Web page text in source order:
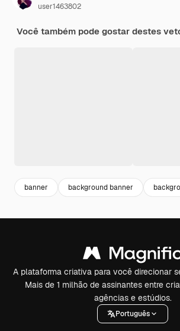
user1463802
Você também pode gostar destes
banner background banner
A plataforma criativa para você direcionar
Mais de 1 milhão de assinantes entre
agências e estúdios.
Português